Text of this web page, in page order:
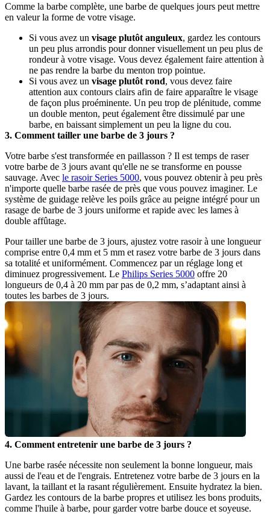
Comme la barbe complète, une barbe de quelques jours peut mettre
en valeur la forme de votre visage.
Si vous avez un visage plutôt anguleux, gardez les contours
un peu plus arrondis pour donner visuellement un peu plus de
rondeur à votre visage. Vous devez également faire attention à
ne pas rendre la barbe du menton trop pointue.
Si vous avez un visage plutôt rond, vous devez faire
attention aux contours clairs afin de faire apparaître le visage
de façon plus proéminente. Un peu trop de plénitude, comme
un double menton, peut également être dissimulé par une
barbe, en baissant simplement un peu la ligne du cou.
3. Comment tailler une barbe de 3 jours ?
Votre barbe s'est transformée en paillasson ? Il est temps de raser
votre barbe de 3 jours avant qu'elle ne se transforme en pousse
sauvage. Avec le rasoir Series 5000, vous pouvez obtenir à peu près
n'importe quelle barbe rasée de près que vous pouvez imaginer. Le
système de guidage relève les poils grâce au peigne intégré pour un
rasage de barbe de 3 jours uniforme et rapide avec les lames à
double affûtage.
Pour tailler une barbe de 3 jours, ajustez votre rasoir à une longueur
comprise entre 0,4 mm et 5 mm et rasez votre barbe de 3 jours dans
sa totalité et uniformément. Commencez par un réglage long et
diminuez progressivement. Le Philips Series 5000 offre 20
longueurs de 0,4 à 20 mm par pas de 0,2 mm, s’adaptant ainsi à
toutes les barbes de 3 jours.
4. Comment entretenir une barbe de 3 jours ?
Une barbe rasée nécessite non seulement la bonne longueur, mais
aussi de l'eau et de l'engrais. Entretenez votre barbe de 3 jours en la
lavant, la taillant et la rasant régulièrement. Ensuite hydratez la bien.
Gardez les contours de la barbe propres et utilisez les bons produits,
comme l'huile à barbe, pour garder votre barbe douce et soyeuse.